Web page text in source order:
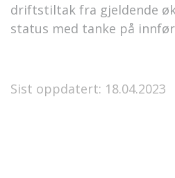
driftstiltak fra gjeldende
status med tanke på
Sist oppdatert: 18.04.2023